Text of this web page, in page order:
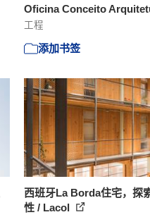
Oficina Conceito
工程
添加书签
西班牙La Borda住宅，探
性 / Lacol